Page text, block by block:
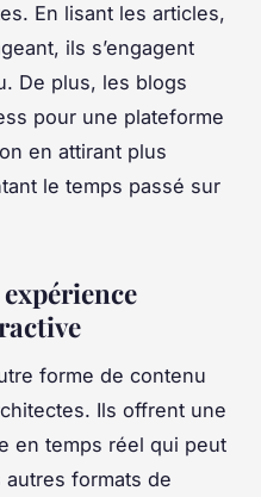
En lisant les articles,
ils s’engagent
De plus, les blogs
pour une plateforme
en attirant plus
le temps passé sur
forme de contenu
Ils offrent une
en temps réel qui peut
formats de